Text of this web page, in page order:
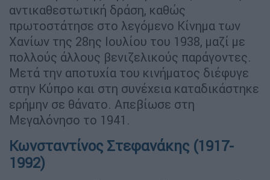
αντικαθεστωτική δράση, καθώς
πρωτοστάτησε στο λεγόμενο Κίνημα των
Χανίων της 28ης Ιουλίου του 1938, μαζί με
πολλούς άλλους βενιζελικούς παράγοντες.
Μετά την αποτυχία του κινήματος διέφυγε
στην Κύπρο και στη συνέχεια καταδικάστηκε
ερήμην σε θάνατο. Απεβίωσε στη
Μεγαλόνησο το 1941.
Κωνσταντίνος Στεφανάκης (1917-
1992)